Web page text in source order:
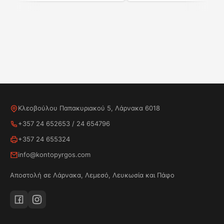
Καθαρισμός από μέσα
πλύσεις για τα ρούχα σας.
Κλεοβούλου Παπακυριακού 5, Λάρνακα 6018
+357 24 652653 / 24 654796
+357 24 655324
info@kontopyrgos.com
Αποστολή σε Λάρνακα, Λεμεσό, Λευκωσία και Πάφο